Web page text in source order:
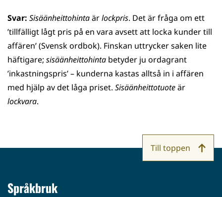
Svar: Sisäänheittohintaärlockpris. Det är fråga om ett
’tillfälligt lågt pris på en vara avsett att locka kunder till
affären’ (Svensk ordbok). Finskan uttrycker saken lite
häftigare; sisäänheittohinta betyder ju ordagrant
’inkastningspris’ – kunderna kastas alltså in i affären
med hjälp av det låga priset. Sisäänheittotuoteär
lockvara.
Språkbruk
Till toppen